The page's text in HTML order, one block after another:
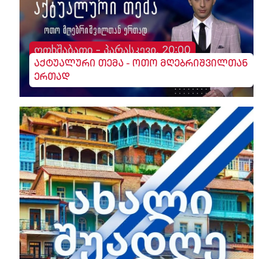
ოთხშაბათი - პარასკევი, 20:00
აქტუალური თემა - ოთო მღებრიშვილთან
ერთად